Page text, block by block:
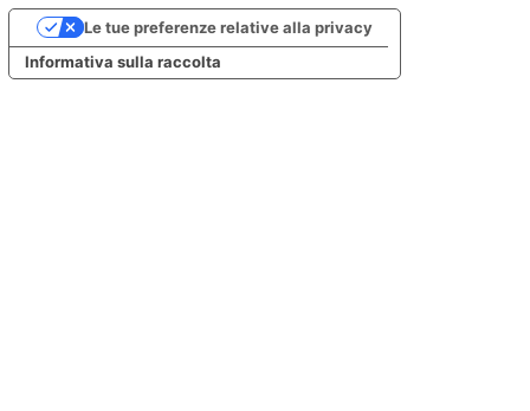
Informativa sulla raccolta
Le tue preferenze relative alla privacy